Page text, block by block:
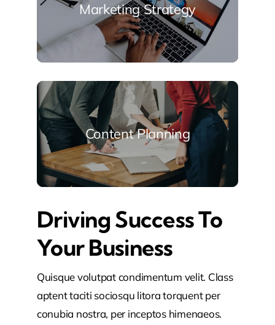
Marketing Strategy
Content Planning
Driving Success To
Your Business
Quisque volutpat condimentum velit. Class
aptent taciti sociosqu litora torquent per
conubia nostra, per inceptos himenaeos.